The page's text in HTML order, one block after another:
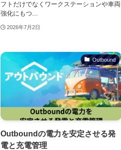
フトだけでなくワークステーションや車両
強化にもつ...
2026年7月2日
Outbound
Outboundの電力を安定させる発
電と充電管理